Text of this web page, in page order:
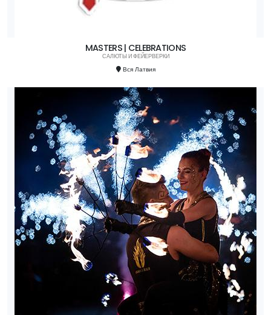
MASTERS | CELEBRATIONS
САЛЮТЫ И ФЕЙЕРВЕРКИ
Вся Латвия